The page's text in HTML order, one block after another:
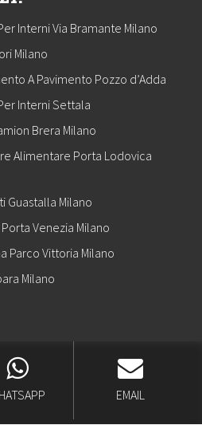
Interni Via Bramante Milano
Milano
A Pavimento Pozzo d’Adda
Interni Settala
Brera Milano
Alimentare Porta Lodovica
Guastalla Milano
Venezia Milano
Parco Vittoria Milano
Milano
Siti Web
Solution Group
EMAIL